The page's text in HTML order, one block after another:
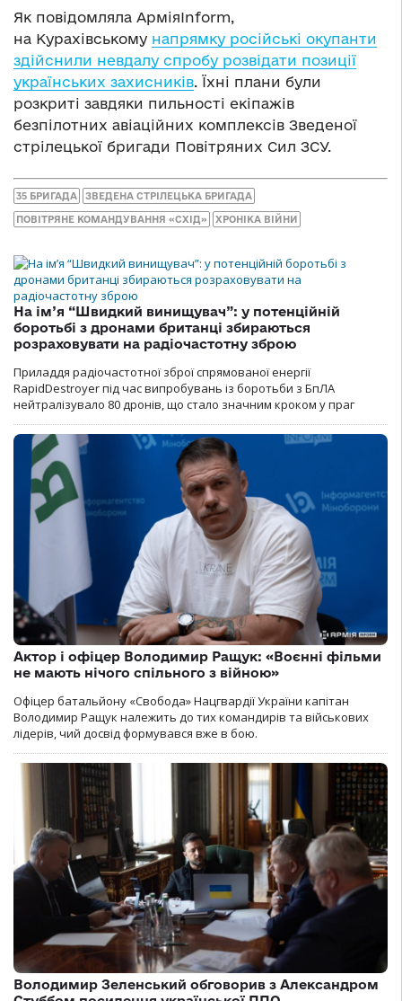
Як повідомляла АрміяInform,
на Курахівському напрямку російські окупанти
здійснили невдалу спробу розвідати позиції
українських захисників . Їхні плани були
розкриті завдяки пильності екіпажів
безпілотних авіаційних комплексів Зведеної
стрілецької бригади Повітряних Сил ЗСУ.
35 БРИГАДА ЗВЕДЕНА СТРІЛЕЦЬКА БРИГАДА
ПОВІТРЯНЕ КОМАНДУВАННЯ «СХІД» ХРОНІКА ВІЙНИ
На ім’я “Швидкий винищувач”: у потенційній
боротьбі з дронами британці збираються
розраховувати на радіочастотну зброю
Приладдя радіочастотної зброї спрямованої енергії
RapidDestroyer під час випробувань із боротьби з БпЛА
нейтралізувало 80 дронів, що стало значним кроком у праг
Актор і офіцер Володимир Ращук: «Воєнні фільми
не мають нічого спільного з війною»
Офіцер батальйону «Свобода» Нацгвардії України капітан
Володимир Ращук належить до тих командирів та військових
лідерів, чий досвід формувався вже в бою.
Володимир Зеленський обговорив з Александром